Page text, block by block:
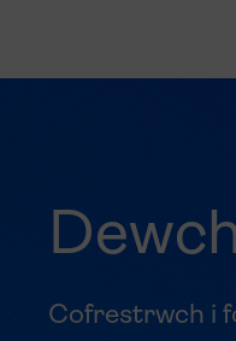
Cofrestrwch i